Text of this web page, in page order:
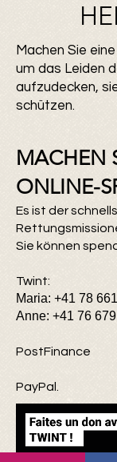
Machen Sie
um das Leiden
aufzudecken,
schützen.
MACHEN
ONLINE-
Es ist der
Sie können
Twint:
Maria: +41 78
Anne: +41 76
PostFinance
PayPal.